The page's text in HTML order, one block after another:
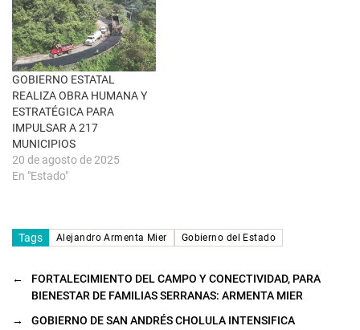
v
e
n
t
a
n
a
n
u
e
v
a
)
GOBIERNO ESTATAL
REALIZA OBRA HUMANA Y
ESTRATÉGICA PARA
IMPULSAR A 217
MUNICIPIOS
20 de agosto de 2025
En "Estado"
Tags Alejandro Armenta Mier Gobierno del Estado
←
FORTALECIMIENTO DEL CAMPO Y CONECTIVIDAD, PARA
BIENESTAR DE FAMILIAS SERRANAS: ARMENTA MIER
→
GOBIERNO DE SAN ANDRÉS CHOLULA INTENSIFICA